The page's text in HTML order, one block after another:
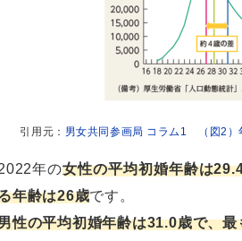
引用元： 男女共同参画局 コラム1 （図2）
年の女性の平均初婚年齢は
年齢は26歳です。
性の平均初婚年齢は31.0歳で、